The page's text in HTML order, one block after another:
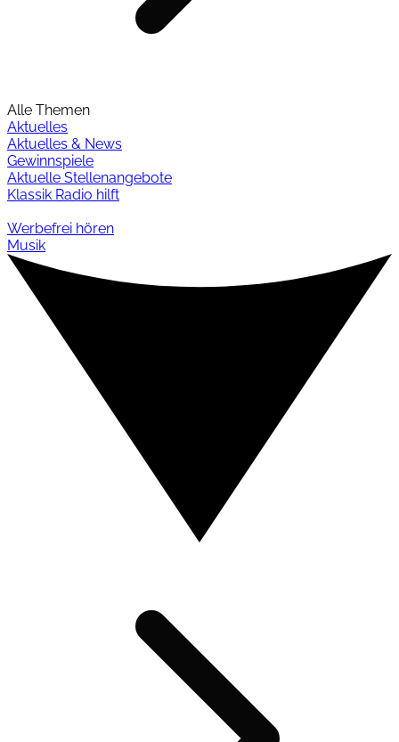
Alle Themen
Aktuelles
Aktuelles & News
Gewinnspiele
Aktuelle Stellenangebote
Klassik Radio hilft
Werbefrei hören
Musik